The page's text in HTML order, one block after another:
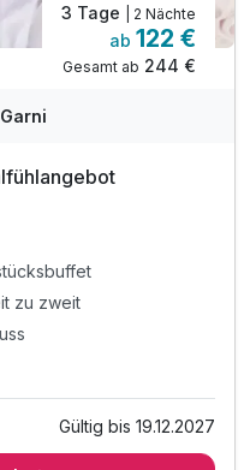
3 Tage | 2 Nächte
ab 122 €
Gesamt ab 244 €
zu zweit
Gültig bis 19.12.2027